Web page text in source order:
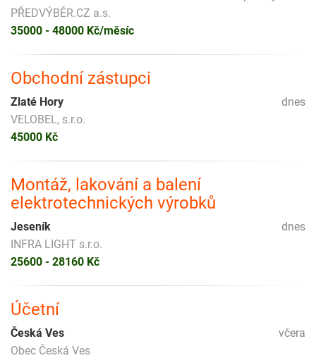
PŘEDVÝBĚR.CZ a.s.
35000 - 48000 Kč/měsíc
Obchodní zástupci
dnes
Zlaté Hory
VELOBEL, s.r.o.
45000 Kč
Montáž, lakování a balení
elektrotechnických výrobků
dnes
Jeseník
INFRA LIGHT s.r.o.
25600 - 28160 Kč
Účetní
včera
Česká Ves
Obec Česká Ves